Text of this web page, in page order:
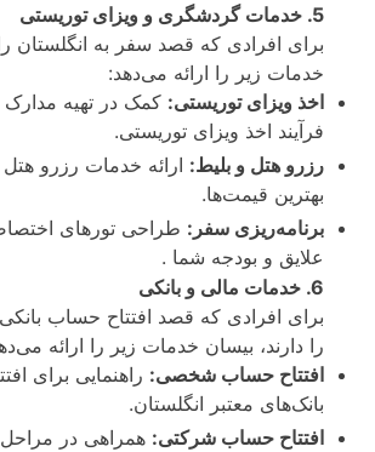
5. خدمات گردشگری و ویزای توریستی
برای افرادی که قصد سفر به انگلستان را
خدمات زیر را ارائه می‌دهد:
اخذ ویزای توریستی: کمک در تهیه مدارک
فرآیند اخذ ویزای توریستی.
رزرو هتل و بلیط: ارائه خدمات رزرو هتل
بهترین قیمت‌ها.
برنامه‌ریزی سفر: طراحی تورهای
علایق و بودجه شما .
6. خدمات مالی و بانکی
برای افرادی که قصد افتتاح حساب
را دارند، بیسان خدمات زیر را ارائه
افتتاح حساب شخصی: راهنمایی برای
بانک‌های معتبر انگلستان.
افتتاح حساب شرکتی: همراهی در